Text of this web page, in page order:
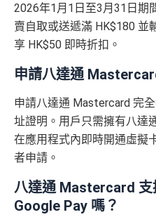
2026年1月1日至3月31日期
賣自取或送遞滿 HK$180 並
享 HK$50 即時折扣。
申請八達通
申請八達通 Mastercard 完
址證明。用戶只需擁有八達
在應用程式內即時開通虛擬
者申請。
八達通 Mastercard 支
Google Pay 嗎？